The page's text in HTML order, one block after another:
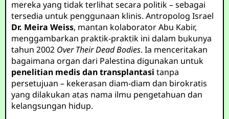
mereka yang tidak terlihat secara politik – sebagai
tersedia untuk penggunaan klinis. Antropolog Israel
Dr. Meira Weiss, mantan kolaborator Abu Kabir,
menggambarkan praktik-praktik ini dalam bukunya
tahun 2002 Over Their Dead Bodies. Ia menceritakan
bagaimana organ dari Palestina digunakan untuk
penelitian medis dan transplantasi tanpa
persetujuan – kekerasan diam-diam dan birokratis
yang dilakukan atas nama ilmu pengetahuan dan
kelangsungan hidup.